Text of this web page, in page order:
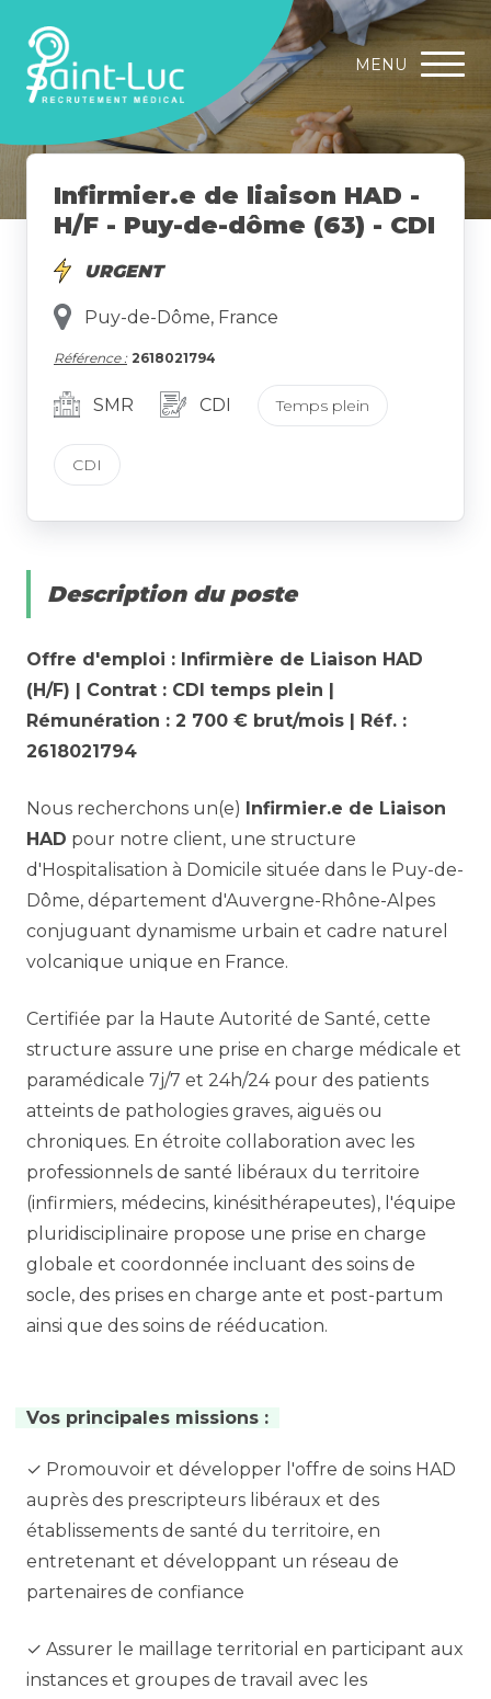
MENU
Infirmier.e de liaison HAD -
H/F - Puy-de-dôme (63) - CDI
URGENT
Puy-de-Dôme, France
Référence : 2618021794
SMR CDI Temps plein
CDI
Description du poste
Offre d'emploi : Infirmière de Liaison HAD
(H/F) | Contrat : CDI temps plein |
Rémunération : 2 700 € brut/mois | Réf. :
2618021794
Nous recherchons un(e) Infirmier.e de Liaison
HAD pour notre client, une structure
d'Hospitalisation à Domicile située dans le Puy-de-
Dôme, département d'Auvergne-Rhône-Alpes
conjuguant dynamisme urbain et cadre naturel
volcanique unique en France.
Certifiée par la Haute Autorité de Santé, cette
structure assure une prise en charge médicale et
paramédicale 7j/7 et 24h/24 pour des patients
atteints de pathologies graves, aiguës ou
chroniques. En étroite collaboration avec les
professionnels de santé libéraux du territoire
(infirmiers, médecins, kinésithérapeutes), l'équipe
pluridisciplinaire propose une prise en charge
globale et coordonnée incluant des soins de
socle, des prises en charge ante et post-partum
ainsi que des soins de rééducation.
Vos principales missions :
✓ Promouvoir et développer l'offre de soins HAD
auprès des prescripteurs libéraux et des
établissements de santé du territoire, en
entretenant et développant un réseau de
partenaires de confiance
✓ Assurer le maillage territorial en participant aux
instances et groupes de travail avec les